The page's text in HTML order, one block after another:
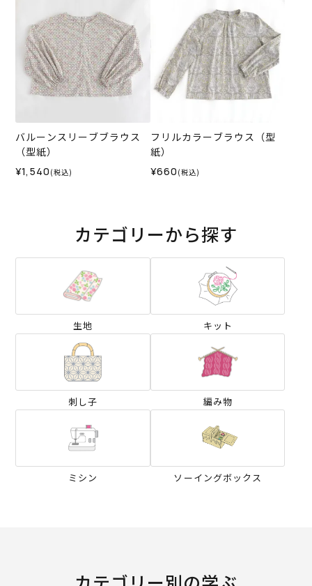
バルーンスリーブブラウス
（型紙）
¥1,540 (税込)
フリルカラーブラウス（型
紙）
¥660 (税込)
カテゴリーから探す
生地 キット
刺し子 編み物
ミシン ソーイングボックス